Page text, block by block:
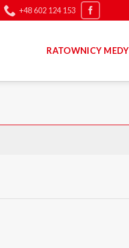
+48 602 124 153
RATOWNICY